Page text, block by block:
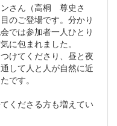
さん（高桐 尊史さ
のご登場です。分かり
では参加者一人ひとり
に包まれました。
けてくださり、昼と夜
して人と人が自然に近
です。
くださる方も増えてい